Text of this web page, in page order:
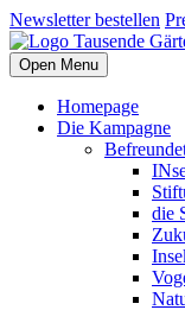
Newsletter bestellen
Open Menu
Homepage
Die Kampagne
die